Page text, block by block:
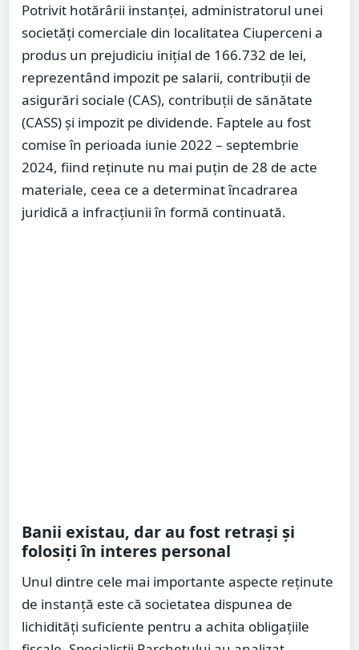
Potrivit hotărârii instanței, administratorul unei
societăți comerciale din localitatea Ciuperceni a
produs un prejudiciu inițial de 166.732 de lei,
reprezentând impozit pe salarii, contribuții de
asigurări sociale (CAS), contribuții de sănătate
(CASS) și impozit pe dividende. Faptele au fost
comise în perioada iunie 2022 – septembrie
2024, fiind reținute nu mai puțin de 28 de acte
materiale, ceea ce a determinat încadrarea
juridică a infracțiunii în formă continuată.
Banii existau, dar au fost retrași și
folosiți în interes personal
Unul dintre cele mai importante aspecte reținute
de instanță este că societatea dispunea de
lichidități suficiente pentru a achita obligațiile